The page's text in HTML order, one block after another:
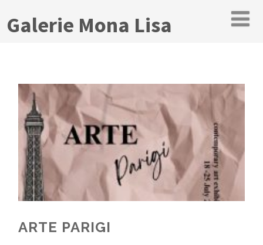
Galerie Mona Lisa
ARTE PARIGI